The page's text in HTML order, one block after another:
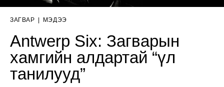
ЗАГВАР МЭДЭЭ
Antwerp Six: Загварын
хамгийн алдартай “үл
танилууд”